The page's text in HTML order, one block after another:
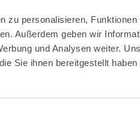
zu personalisieren,
Außerdem geben wir
und Analysen weiter.
Sie ihnen bereitgestellt